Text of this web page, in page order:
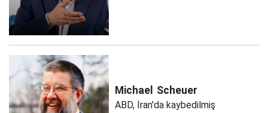
Michael Scheuer
ABD, İran'da kaybedilmiş